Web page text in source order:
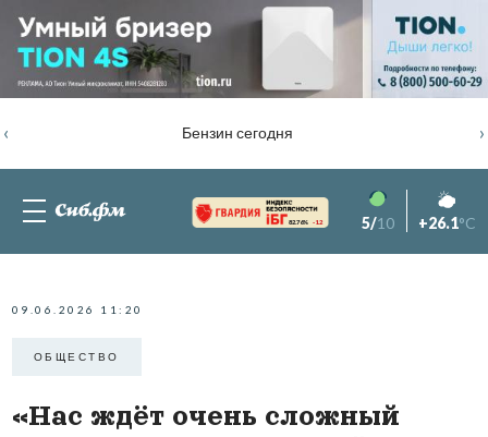
Бензин сегодня
‹ ›
82.76% -1.2 5/10 +26.1°C
09.06.2026 11:20
ОБЩЕСТВО
«Нас ждёт очень сложный